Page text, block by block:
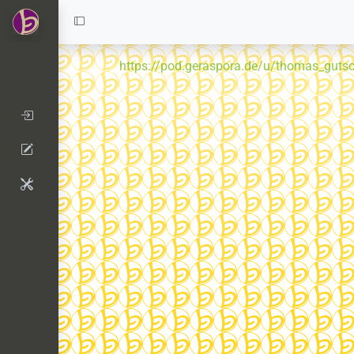
https://pod.geraspora.de/u/